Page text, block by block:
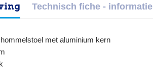
Technisch fiche - informatie
met aluminium kern